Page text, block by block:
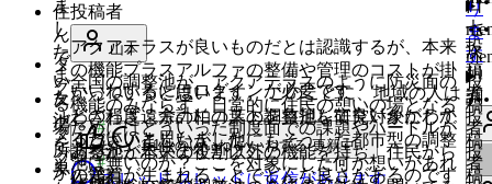
ま
し
た。
ま
た
池
を
単
り
ま
す
口
七
次
川
調
整
池｣
が
住
ん
で
い
る
場
所
か
投稿者
山本
いいねするにはログインが必要です
1 1件のいいね いいねする 更新中…
スレッド スレッドに返信があります
タ
グ
#
も
っ
アクアテラスが良いものだとは認識するが、本来
の機能プラスアルファの整備や管理のコストが掛
かっていると思います。 このことに、地域の人は
どの程度、余計にコストを負担して良いかがわか
るといいと思いました
作成日
投
稿
者
タ
グ
#
全国の調整池が、アクアテラスのように防災面の
機能のみならず、日常的に住民の憩いの場となる
ためにはどういった制度面での課題やハードルが
あるかと思いますか？
投
稿
者
タ
グ
わざわざ遠方の柏の葉の調整池を研究対象にして
くださいましたが、他にもそうした都市型の調整
池は無いのか？ここを対象にした何か想いがあれ
投
稿
者
タ
調整池が本来の役割以外の機能を持ち、住民から
の愛着が生まれることでどんな良さがあるのです
投
稿